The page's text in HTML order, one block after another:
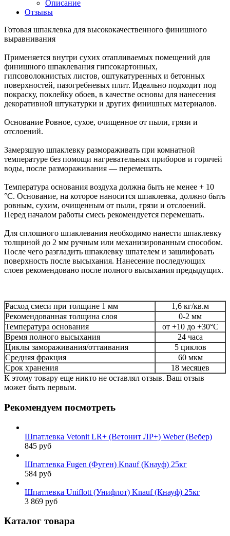
Описание
Отзывы
Готовая шпаклевка для высококачественного финишного
выравнивания
Применяется внутри сухих отапливаемых помещений для
финишного шпаклевания гипсокартонных,
гипсоволокнистых листов, оштукатуренных и бетонных
поверхностей, пазогребневых плит. Идеально подходит под
покраску, поклейку обоев, в качестве основы для нанесения
декоративной штукатурки и других финишных материалов.
Основание Ровное, сухое, очищенное от пыли, грязи и
отслоений.
Замерзшую шпаклевку размораживать при комнатной
температуре без помощи нагревательных приборов и горячей
воды, после размораживания — перемешать.
Температура основания воздуха должна быть не менее + 10
°С. Основание, на которое наносится шпаклевка, должно быть
ровным, сухим, очищенным от пыли, грязи и отслоений.
Перед началом работы смесь рекомендуется перемешать.
Для сплошного шпаклевания необходимо нанести шпаклевку
толщиной до 2 мм ручным или механизированным способом.
После чего разгладить шпаклевку шпателем и зашлифовать
поверхность после высыхания. Нанесение последующих
слоев рекомендовано после полного высыхания предыдущих.
Расход смеси при толщине 1 мм
1,6 кг/кв.м
Рекомендованная толщина слоя
0-2 мм
Температура основания
от +10 до +30°С
Время полного высыхания
24 часа
Циклы замораживания/оттаивания
5 циклов
Средняя фракция
60 мкм
Срок хранения
18 месяцев
К этому товару еще никто не оставлял отзыв. Ваш отзыв
может быть первым.
Рекомендуем посмотреть
Шпатлевка Vetonit LR+ (Ветонит ЛР+) Weber (Вебер)
845 руб
Шпатлевка Fugen (Фуген) Knauf (Кнауф) 25кг
584 руб
Шпатлевка Uniflott (Унифлот) Knauf (Кнауф) 25кг
3 869 руб
Каталог товара